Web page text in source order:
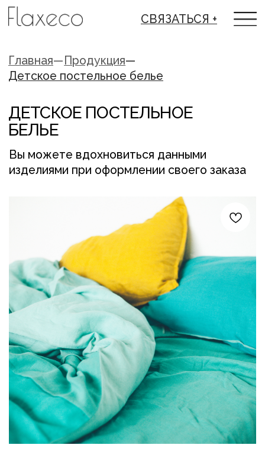
СВЯЗАТЬСЯ +
Детское постельное белье
ДЕТСКОЕ ПОСТЕЛЬНОЕ
Вы можете вдохновиться данными
изделиями при оформлении своего заказа